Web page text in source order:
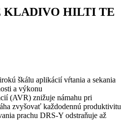
KLADIVO HILTI TE
škálu aplikácií vŕtania a sekania
a výkonu
(AVR) znižuje námahu pri
zvyšovať každodennú produktivitu
prachu DRS-Y odstraňuje až